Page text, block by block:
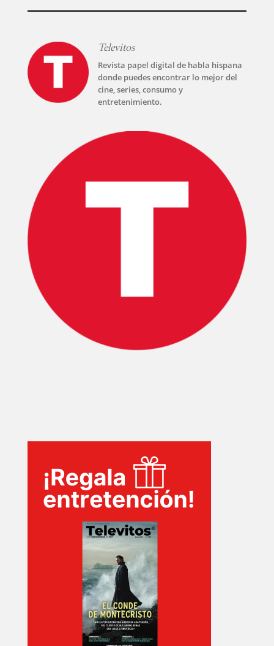
PELICULAS
EVENTOS
Televitos
Revista papel digital de habla hispana
donde puedes encontrar lo mejor del
cine, series, consumo y
entretenimiento.